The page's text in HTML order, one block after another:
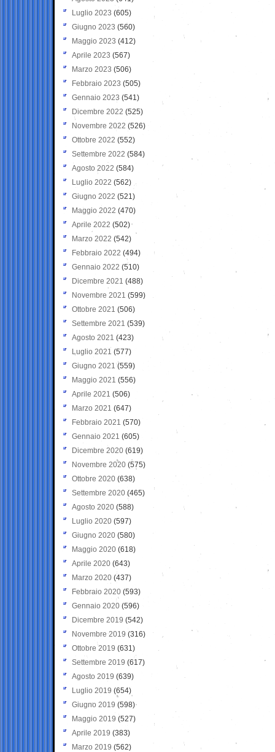
Luglio 2023 (605)
Giugno 2023 (560)
Maggio 2023 (412)
Aprile 2023 (567)
Marzo 2023 (506)
Febbraio 2023 (505)
Gennaio 2023 (541)
Dicembre 2022 (525)
Novembre 2022 (526)
Ottobre 2022 (552)
Settembre 2022 (584)
Agosto 2022 (584)
Luglio 2022 (562)
Giugno 2022 (521)
Maggio 2022 (470)
Aprile 2022 (502)
Marzo 2022 (542)
Febbraio 2022 (494)
Gennaio 2022 (510)
Dicembre 2021 (488)
Novembre 2021 (599)
Ottobre 2021 (506)
Settembre 2021 (539)
Agosto 2021 (423)
Luglio 2021 (577)
Giugno 2021(559)
Maggio 2021 (556)
Aprile 2021 (506)
Marzo 2021 (647)
Febbraio 2021 (570)
Gennaio 2021 (605)
Dicembre 2020 (619)
Novembre 2020 (575)
Ottobre 2020 (638)
Settembre 2020(465)
Agosto 2020 (588)
Luglio 2020 (597)
Giugno 2020 (580)
Maggio 2020 (618)
Aprile 2020 (643)
Marzo 2020 (437)
Febbraio 2020 (593)
Gennaio 2020 (596)
Dicembre 2019 (542)
Novembre 2019 (316)
Ottobre 2019 (631)
Settembre 2019 (617)
Agosto 2019 (639)
Luglio 2019 (654)
Giugno 2019 (598)
Maggio 2019 (527)
Aprile 2019 (383)
Marzo 2019 (562)